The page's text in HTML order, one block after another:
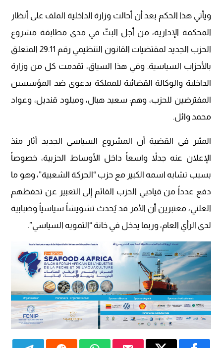
ويأتي هذا الحكم بعد أن أحالت وزارة الداخلية الملف على أنظار
المحكمة الإدارية، من أجل البتّ في مدى مطابقة مشروع
الحزب الجديد لمقتضيات القانون التنظيمي رقم 29.11 المتعلق
بالأحزاب السياسية. وفي هذا السياق، تقدمت كل من وزارة
الداخلية والوكالة القضائية للمملكة بدعوى ضد المؤسسين
المفترضين للحزب، وهم: سعيد هبال، وميلود قنديل، وعواد
محمد وائل.
المثير في القضية أن المشروع السياسي الجديد أثار منذ
الإعلان عنه جدلاً واسعاً داخل الأوساط الحزبية، خصوصاً
بسبب تشابه اسمه الكبير مع حزب “الحركة الشعبية”، وهو ما
دفع عدداً من قياديي الحزب القائم إلى التعبير عن تحفظهم
العلني، معتبرين أن الأمر قد يُحدث تشويشاً سياسياً وضبابية
لدى الرأي العام، وربما يدخل في خانة “التمويه السياسي”.